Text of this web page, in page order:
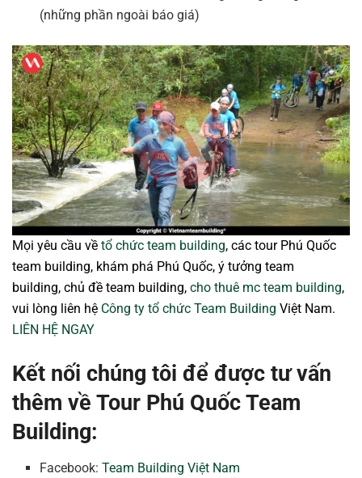
(những phần ngoài báo giá)
Mọi yêu cầu về tổ chức team building, các tour Phú Quốc
team building, khám phá Phú Quốc, ý tưởng team
building, chủ đề team building, cho thuê mc team building,
vui lòng liên hệ Công ty tổ chức Team Building Việt Nam.
LIÊN HỆ NGAY
Kết nối chúng tôi để được tư vấn
thêm về Tour Phú Quốc Team
Building:
Facebook:Team Building Việt Nam